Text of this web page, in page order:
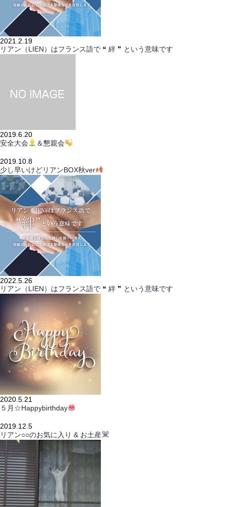
2021.2.19
リアン（LIEN）はフランス語で ❝ 絆 ❞ という意味です
2019.6.20
安全大会
＆懇親会
2019.10.8
少し早いけどリアンBOX秋ver
2022.5.26
リアン（LIEN）はフランス語で ❝ 絆 ❞ という意味です
2020.5.21
５月☆Happybirthday
2019.12.5
リアン○○のお気に入り & お土産